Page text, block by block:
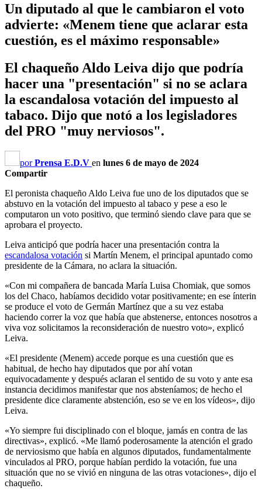
Un diputado al que le cambiaron el voto
advierte: «Menem tiene que aclarar esta
cuestión, es el máximo responsable»
El chaqueño Aldo Leiva dijo que podría
hacer una "presentación" si no se aclara
la escandalosa votación del impuesto al
tabaco. Dijo que notó a los legisladores
del PRO "muy nerviosos".
porPrensa E.D.V en lunes 6 de mayo de 2024
Compartir
El peronista chaqueño Aldo Leiva fue uno de los diputados que se
abstuvo en la votación del impuesto al tabaco y pese a eso le
computaron un voto positivo, que terminó siendo clave para que se
aprobara el proyecto.
Leiva anticipó que podría hacer una presentación contra la
escandalosa votación si Martín Menem, el principal apuntado como
presidente de la Cámara, no aclara la situación.
«Con mi compañera de bancada María Luisa Chomiak, que somos
los del Chaco, habíamos decidido votar positivamente; en ese ínterin
se produce el voto de Germán Martínez que a su vez estaba
haciendo correr la voz que había que abstenerse, entonces nosotros a
viva voz solicitamos la reconsideración de nuestro voto», explicó
Leiva.
«El presidente (Menem) accede porque es una cuestión que es
habitual, de hecho hay diputados que por ahí votan
equivocadamente y después aclaran el sentido de su voto y ante esa
instancia decidimos manifestar que nos absteníamos; de hecho el
presidente dice claramente abstención, eso se ve en los vídeos», dijo
Leiva.
«Yo siempre fui disciplinado con el bloque, jamás en contra de las
directivas», explicó. «Me llamó poderosamente la atención el grado
de nerviosismo que había en algunos diputados, fundamentalmente
vinculados al PRO, porque habían perdido la votación, fue una
situación que no se vivió en ninguna de las otras votaciones», dijo el
chaqueño.